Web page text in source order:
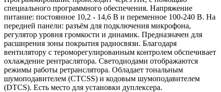
специального программного обеспечения. Напряжение
питание: постоянное 10,2 - 14,6 В и переменное 100-240 В. На
передней панели: разъём для подключения микрофона,
регулятор уровня громкости и динамик. Предназначен для
расширения зоны покрытия радиосвязи. Благодаря
вентилятору с тероморегулированным контролем обспечивает
охлаждение рентраслятора. Светодиодами отображаются
режимы работы ретранслятора. Обладает тональным
шумоподавителем (CTCSS) и кодовым шумоподавителем
(DTCS). Есть место для установки дуплексера.